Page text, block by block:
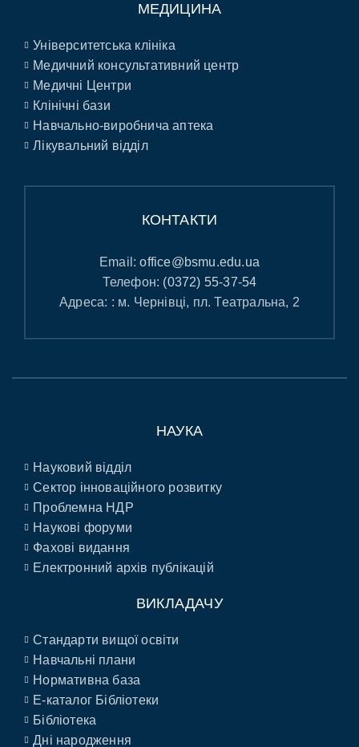
МЕДИЦИНА
Університетська клініка
Медичний консультативний центр
Медичні Центри
Клінічні бази
Навчально-виробнича аптека
Лікувальний відділ
КОНТАКТИ
Email:office@bsmu.edu.ua
Телефон: (0372) 55-37-54
Адреса: : м. Чернівці, пл. Театральна, 2
НАУКА
Науковий відділ
Сектор інноваційного розвитку
Проблемна НДР
Наукові форуми
Фахові видання
Електронний архів публікацій
ВИКЛАДАЧУ
Стандарти вищої освіти
Навчальні плани
Нормативна база
E-каталог Бібліотеки
Бібліотека
Дні народження